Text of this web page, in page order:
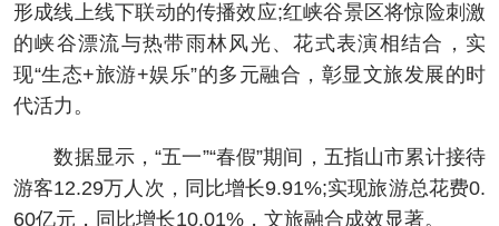
形成线上线下联动的传播效应;红峡谷景区将惊险刺激
的峡谷漂流与热带雨林风光、花式表演相结合，实
现“生态+旅游+娱乐”的多元融合，彰显文旅发展的时
代活力。
数据显示，“五一”“春假”期间，五指山市累计接待
游客12.29万人次，同比增长9.91%;实现旅游总花费0.
60亿元，同比增长10.01%，文旅融合成效显著。